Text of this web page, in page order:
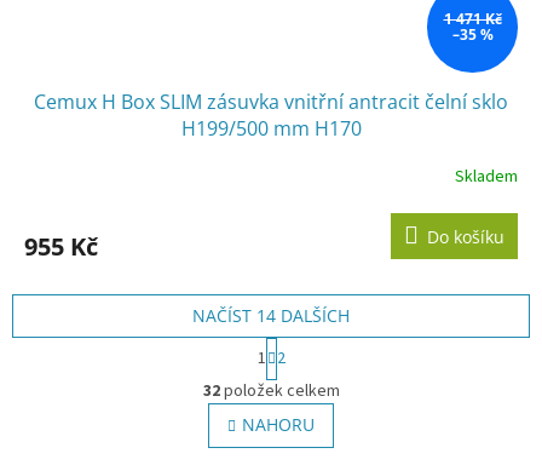
1 471 Kč
–35 %
Cemux H Box SLIM zásuvka vnitřní antracit čelní sklo
H199/500 mm H170
Skladem
955 Kč Do košíku
O
v
l
á
NAČÍST 14 DALŠÍCH
S
t
r
á
n
k
1 2
32položek celkem
NAHORU